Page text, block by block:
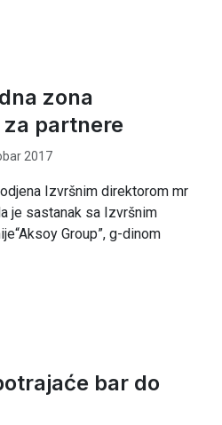
zona
partnere
2017
Izvršnim direktorom mr
je sastanak sa Izvršnim
Group”, g-dinom
bar do